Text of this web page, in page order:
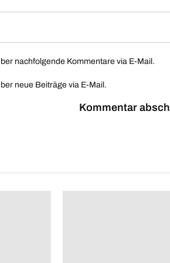
nachfolgende Kommentare via E-Mail.
neue Beiträge via E-Mail.